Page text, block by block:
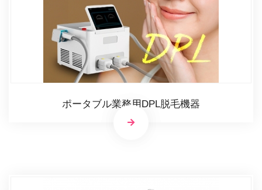
ポータブル業務用DPL脱毛機器